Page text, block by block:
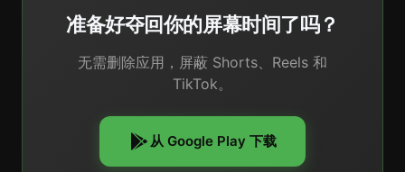
准备好夺回你的屏幕时间了吗？
无需删除应用，屏蔽 Shorts、Reels 和
TikTok。
从 Google Play 下载